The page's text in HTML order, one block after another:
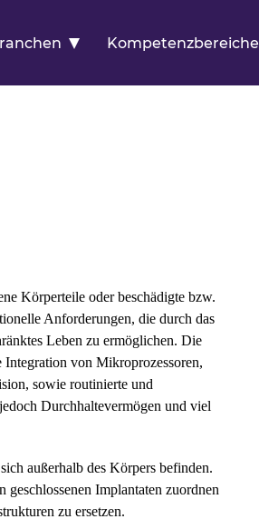
Kompetenzbereiche
Körperteile oder beschädigte bzw.
Anforderungen, die durch das
Leben zu ermöglichen. Die
von Mikroprozessoren,
sowie routinierte und
Durchhaltevermögen und viel
außerhalb des Körpers befinden.
Implantaten zuordnen
zu ersetzen.